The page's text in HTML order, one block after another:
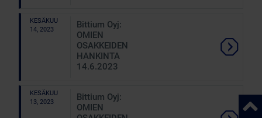
KESÄKUU
14, 2023
Bittium Oyj:
OMIEN
OSAKKEIDEN
HANKINTA
14.6.2023
KESÄKUU
13, 2023
Bittium Oyj:
OMIEN